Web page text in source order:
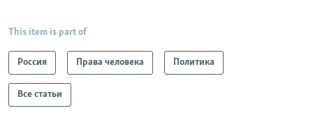
This item is part of
Россия Права человека Политика
Все статьи